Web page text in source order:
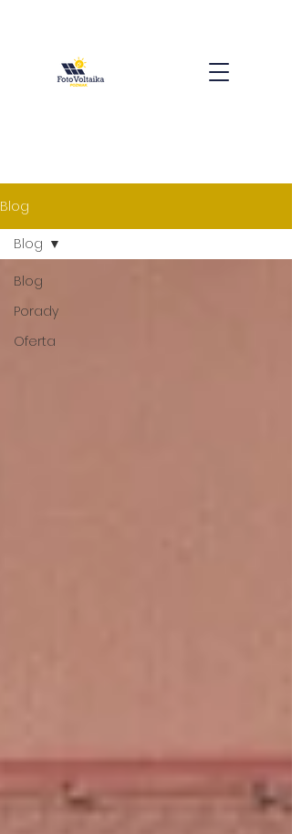
Blog
Blog
Porady
Oferta
Blog